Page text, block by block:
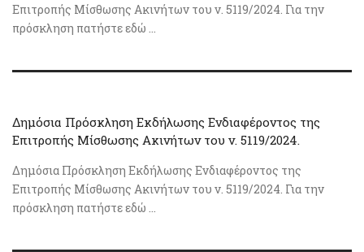
Επιτροπής Μίσθωσης Ακινήτων του ν. 5119/2024. Για την
πρόσκληση πατήστε εδώ ...
Δημόσια Πρόσκληση Εκδήλωσης Ενδιαφέροντος της
Επιτροπής Μίσθωσης Ακινήτων του ν. 5119/2024.
Δημόσια Πρόσκληση Εκδήλωσης Ενδιαφέροντος της
Επιτροπής Μίσθωσης Ακινήτων του ν. 5119/2024. Για την
πρόσκληση πατήστε εδώ ...